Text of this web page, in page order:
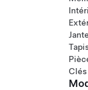
Clés